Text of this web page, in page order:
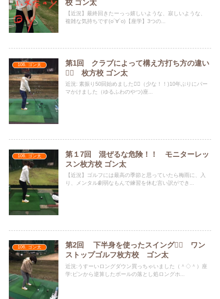
校 ゴン太
【近況】最終回きたーっっ️️嬉しいような、寂しいような、
複雑な気持ちです(о´∀`о)【座学】3つの...
106. ゴン太
第1回 クラブによって構え方打ち方の違い
🏌️‍♀️ 枚方校 ゴン太
近況: 素振り50回始めました🏌️‍♂️（少な！！)10年ぶりにパー
マかけました（ゆるふわのやつ)座...
106. ゴン太
第１7回 混ぜるな危険！！ モニターレッ
スン枚方校 ゴン太
【近況】ゴルフには最高の季節と思っていたら梅雨に、入
り️、メンタル劇弱なもんで練習を休む言い訳ができ...
106. ゴン太
第2回 下半身を使ったスイング🏌️‍♀️ ワン
ストップゴルフ枚方校 ゴン太
近況:うすーいロングダウン買っちゃいました（＾◇＾）座
学:ピンから逆算したボールの落とし処️ロングホ...